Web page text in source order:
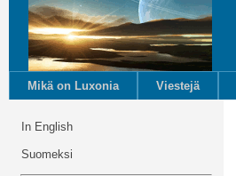
Mikä on Luxonia Viestejä
In English
Suomeksi